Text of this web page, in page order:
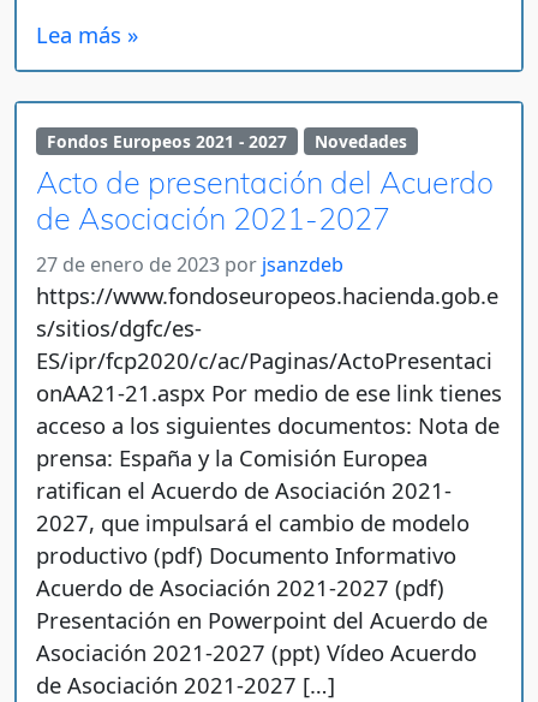
Lea más »
Fondos Europeos 2021 - 2027 Novedades
Acto de presentación del Acuerdo
de Asociación 2021-2027
27 de enero de 2023 por jsanzdeb
https://www.fondoseuropeos.hacienda.gob.e
s/sitios/dgfc/es-
ES/ipr/fcp2020/c/ac/Paginas/ActoPresentaci
onAA21-21.aspx Por medio de ese link tienes
acceso a los siguientes documentos: Nota de
prensa: España y la Comisión Europea
ratifican el Acuerdo de Asociación 2021-
2027, que impulsará el cambio de modelo
productivo (pdf) Documento Informativo
Acuerdo de Asociación 2021-2027 (pdf)
Presentación en Powerpoint del Acuerdo de
Asociación 2021-2027 (ppt) Vídeo Acuerdo
de Asociación 2021-2027 […]